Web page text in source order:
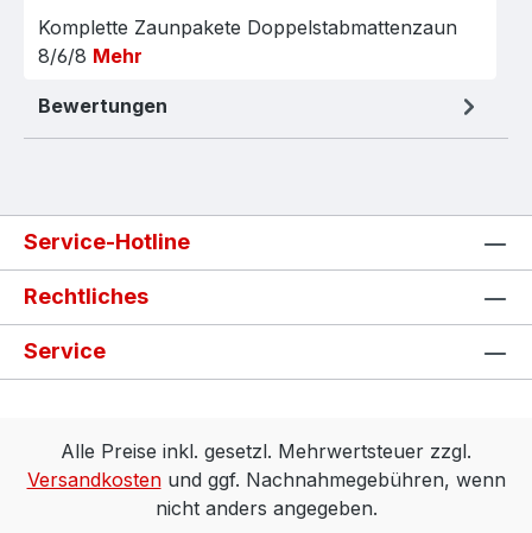
Komplette Zaunpakete Doppelstabmattenzaun
8/6/8 Mehr
Bewertungen
Service-Hotline
Rechtliches
Service
Alle Preise inkl. gesetzl. Mehrwertsteuer zzgl.
Versandkostenund ggf. Nachnahmegebühren, wenn
nicht anders angegeben.